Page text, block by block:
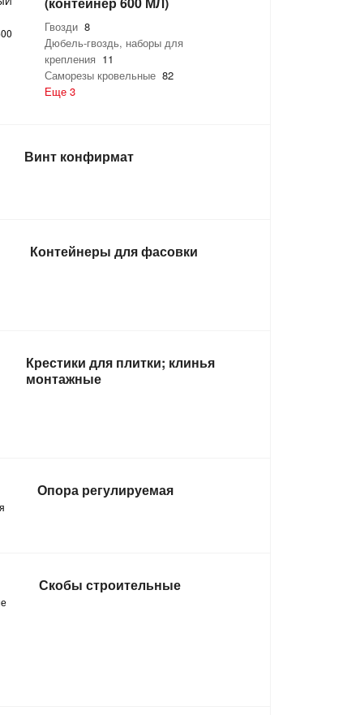
Гвозди8
Дюбель-гвоздь, наборы для
крепления 11
Саморезы кровельные82
Еще 3
Винт конфирмат
Контейнеры для фасовки
Крестики для плитки; клинья
монтажные
Опора регулируемая
Скобы строительные